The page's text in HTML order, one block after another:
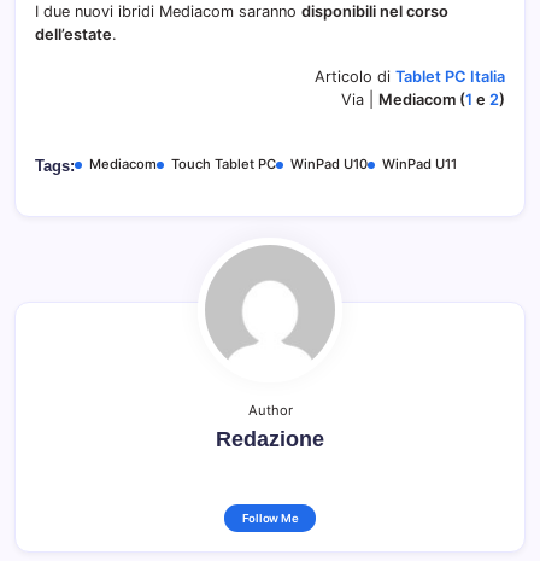
I due nuovi ibridi Mediacom saranno disponibili nel corso
dell’estate.
Articolo di Tablet PC Italia
Via | Mediacom (1 e 2)
Tags: Mediacom Touch Tablet PC WinPad U10 WinPad U11
Author
Redazione
Follow Me